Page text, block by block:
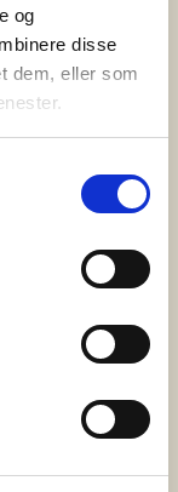
og
disse
dem, eller som
af
og følelse af